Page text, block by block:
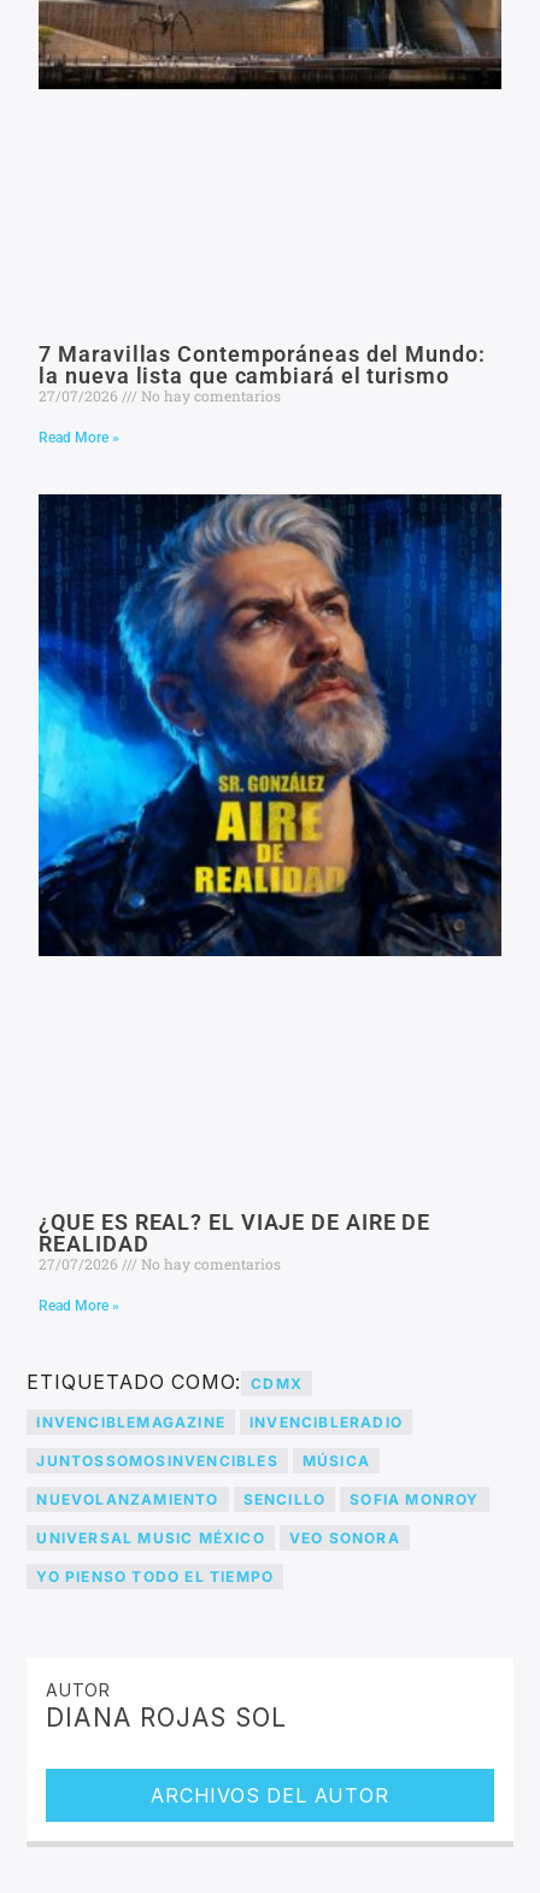
7 Maravillas Contemporáneas del Mundo:
la nueva lista que cambiará el turismo
27/07/2026 No hay comentarios
Read More »
¿QUE ES REAL? EL VIAJE DE AIRE DE
REALIDAD
27/07/2026 No hay comentarios
Read More »
ETIQUETADO COMO: CDMX
INVENCIBLEMAGAZINE INVENCIBLERADIO
JUNTOSSOMOSINVENCIBLES MÚSICA
NUEVOLANZAMIENTO SENCILLO SOFIA MONROY
UNIVERSAL MUSIC MÉXICO VEO SONORA
YO PIENSO TODO EL TIEMPO
AUTOR
DIANA ROJAS SOL
ARCHIVOS DEL AUTOR